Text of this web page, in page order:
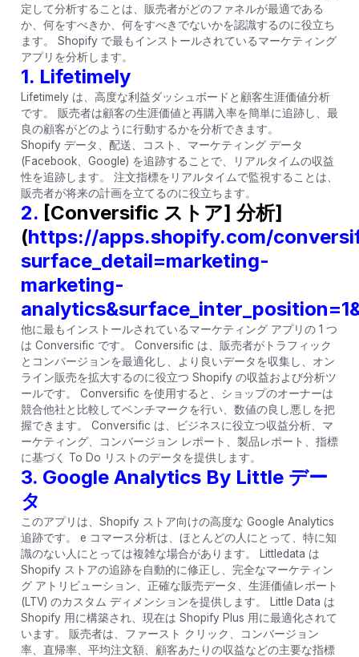
定して分析することは、販売者がどのファネルが最適である
か、何をすべきか、何をすべきでないかを認識するのに役立ち
ます。 Shopify で最もインストールされているマーケティング
アプリを分析します。
1. Lifetimely
Lifetimely は、高度な利益ダッシュボードと顧客生涯価値分析
です。 販売者は顧客の生涯価値と再購入率を簡単に追跡し、最
良の顧客がどのように行動するかを分析できます。
Shopify データ、配送、コスト、マーケティング データ
(Facebook、Google) を追跡することで、リアルタイムの収益
性を追跡します。 注文指標をリアルタイムで監視することは、
販売者が将来の計画を立てるのに役立ちます。
2. [Conversific ストア] 分析]
(https://apps.shopify.com/
surface_detail=marketing-
marketing-
他に最もインストールされているマーケティング アプリの 1 つ
は Conversific です。 Conversific は、販売者がトラフィック
とコンバージョンを最適化し、より良いデータを収集し、オン
ライン販売を拡大するのに役立つ Shopify の収益および分析ツ
ールです。 Conversific を使用すると、ショップのオーナーは
競合他社と比較してベンチマークを行い、数値の良し悪しを把
握できます。 Conversific は、ビジネスに役立つ収益分析、マ
ーケティング、コンバージョン レポート、製品レポート、指標
に基づく To Do リストのデータを提供します。
3. Google Analytics By Little デー
タ
このアプリは、Shopify ストア向けの高度な Google Analytics
追跡です。 e コマース分析は、ほとんどの人にとって、特に知
識のない人にとっては複雑な場合があります。 Littledata は
Shopify ストアの追跡を自動的に修正し、完全なマーケティン
グ アトリビューション、正確な販売データ、生涯価値レポート
(LTV) のカスタム ディメンションを提供します。 Little Data は
Shopify 用に構築され、現在は Shopify Plus 用に最適化されて
います。 販売者は、ファースト クリック、コンバージョン
率、直帰率、平均注文額、顧客あたりの収益などの主要な指標